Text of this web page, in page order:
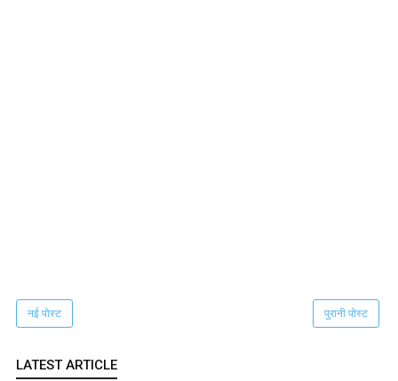
नई पोस्ट पुरानी पोस्ट
LATEST ARTICLE